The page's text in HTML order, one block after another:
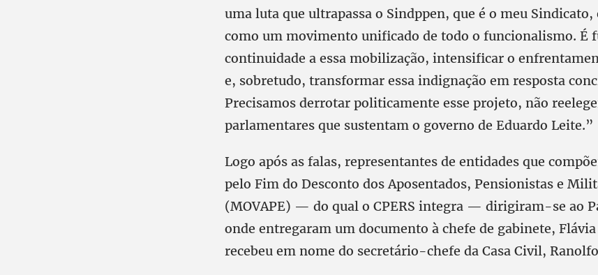
uma luta que ultrapassa o Sindppen, que é o meu Sindicato,
como um movimento unificado de todo o funcionalismo. É
continuidade a essa mobilização, intensificar o
e, sobretudo, transformar essa indignação em resposta
Precisamos derrotar politicamente esse projeto, não
parlamentares que sustentam o governo de Eduardo Leite.”
Logo após as falas, representantes de entidades que
pelo Fim do Desconto dos Aposentados, Pensionistas e
(MOVAPE) — do qual o CPERS integra — dirigiram-se ao
onde entregaram um documento à chefe de gabinete,
recebeu em nome do secretário-chefe da Casa Civil,